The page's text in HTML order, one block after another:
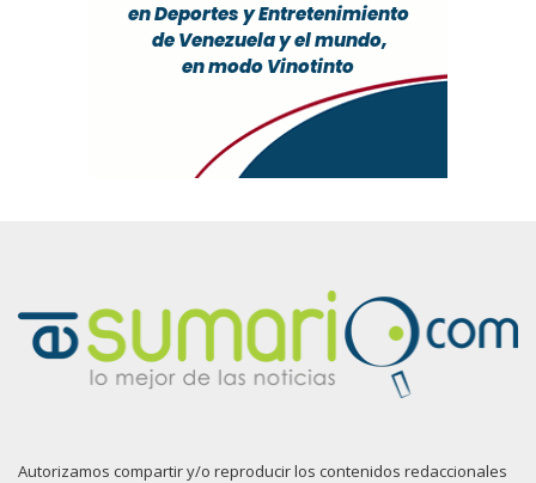
Autorizamos compartir y/o reproducir los contenidos redaccionales